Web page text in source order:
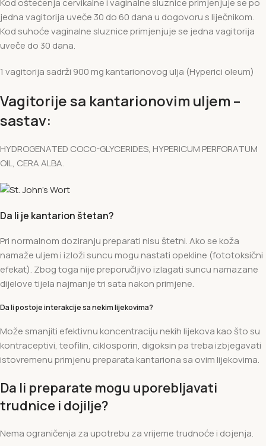
Kod oštećenja cervikalne i vaginalne sluznice primjenjuje se po
jedna vagitorija uveče 30 do 60 dana u dogovoru s liječnikom.
Kod suhoće vaginalne sluznice primjenjuje se jedna vagitorija
uveče do 30 dana.
1 vagitorija sadrži 900 mg kantarionovog ulja (Hyperici oleum)
Vagitorije sa kantarionovim uljem –
sastav:
HYDROGENATED COCO-GLYCERIDES, HYPERICUM PERFORATUM
OIL, CERA ALBA.
Da li je kantarion štetan?
Pri normalnom doziranju preparati nisu štetni. Ako se koža
namaže uljem i izloži suncu mogu nastati opekline (fototoksični
efekat). Zbog toga nije preporučljivo izlagati suncu namazane
dijelove tijela najmanje tri sata nakon primjene.
Da li postoje interakcije sa nekim lijekovima?
Može smanjiti efektivnu koncentraciju nekih lijekova kao što su
kontraceptivi, teofilin, ciklosporin, digoksin pa treba izbjegavati
istovremenu primjenu preparata kantariona sa ovim lijekovima.
Da li preparate mogu uporebljavati
trudnice i dojilje?
Nema ograničenja za upotrebu za vrijeme trudnoće i dojenja.